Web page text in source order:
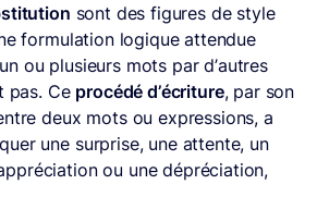
sont des figures de style
formulation logique attendue
ou plusieurs mots par d’autres
pas. Ce procédé d’écriture, par son
deux mots ou expressions, a
une surprise, une attente, un
ou une dépréciation,